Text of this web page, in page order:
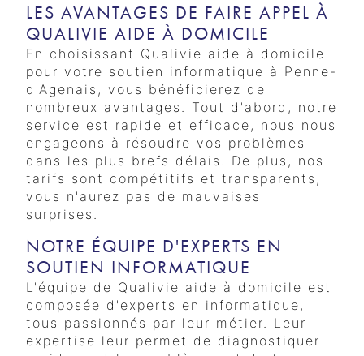
LES AVANTAGES DE FAIRE APPEL À
QUALIVIE AIDE À DOMICILE
En choisissant Qualivie aide à domicile
pour votre soutien informatique à Penne-
d'Agenais, vous bénéficierez de
nombreux avantages. Tout d'abord, notre
service est rapide et efficace, nous nous
engageons à résoudre vos problèmes
dans les plus brefs délais. De plus, nos
tarifs sont compétitifs et transparents,
vous n'aurez pas de mauvaises
surprises.
NOTRE ÉQUIPE D'EXPERTS EN
SOUTIEN INFORMATIQUE
L'équipe de Qualivie aide à domicile est
composée d'experts en informatique,
tous passionnés par leur métier. Leur
expertise leur permet de diagnostiquer